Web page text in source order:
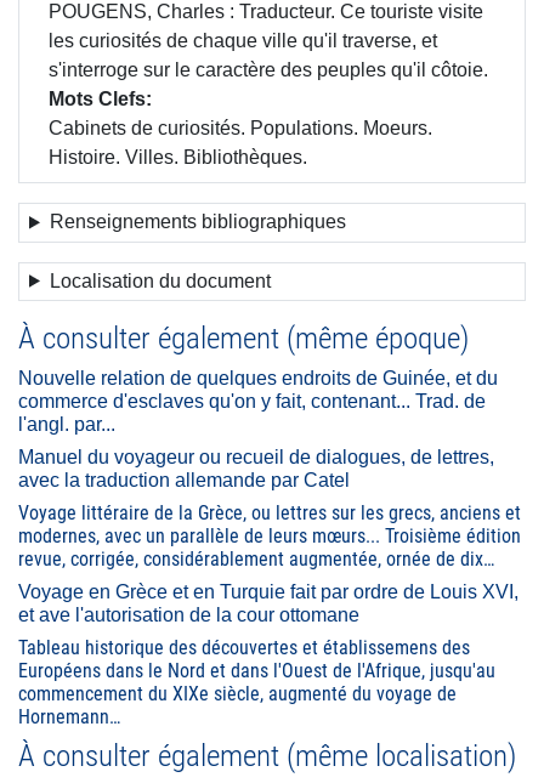
POUGENS, Charles : Traducteur. Ce touriste visite
les curiosités de chaque ville qu'il traverse, et
s'interroge sur le caractère des peuples qu'il côtoie.
Mots Clefs
Cabinets de curiosités. Populations. Moeurs.
Histoire. Villes. Bibliothèques.
Renseignements bibliographiques
Localisation du document
À consulter également (même époque)
Nouvelle relation de quelques endroits de Guinée, et du
commerce d'esclaves qu'on y fait, contenant... Trad. de
l'angl. par...
Manuel du voyageur ou recueil de dialogues, de lettres,
avec la traduction allemande par Catel
Voyage littéraire de la Grèce, ou lettres sur les grecs, anciens et
modernes, avec un parallèle de leurs mœurs... Troisième édition
revue, corrigée, considérablement augmentée, ornée de dix…
Voyage en Grèce et en Turquie fait par ordre de Louis XVI,
et ave l'autorisation de la cour ottomane
Tableau historique des découvertes et établissemens des
Européens dans le Nord et dans l'Ouest de l'Afrique, jusqu'au
commencement du XIXe siècle, augmenté du voyage de
Hornemann…
À consulter également (même localisation)